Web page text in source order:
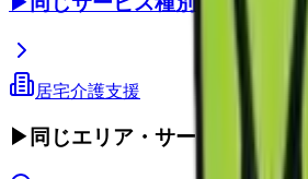
居宅介護支援
▶ 同じエリア・サービス種別